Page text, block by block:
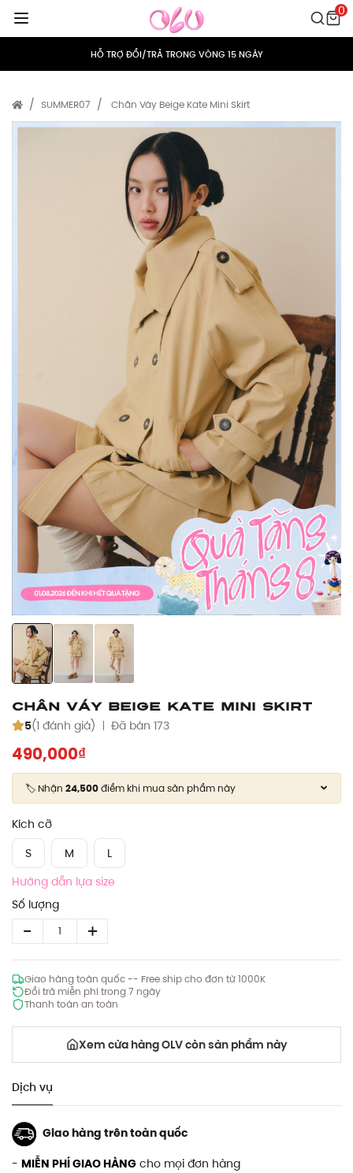
0
MIỄN PHÍ VẬN CHUYỂN CHO MỌI ĐƠN HÀNG
HỖ TRỢ ĐỔI/TRẢ TRONG VÒNG 15 NGÀY
MIỄN PHÍ VẬN CHUYỂN CHO MỌI ĐƠN HÀNG
HỖ TRỢ ĐỔI/TRẢ TRONG VÒNG 15 NGÀY
TÍCH ĐIỂM 5% CHO MỌI ĐƠN HÀNG
SUMMER07 Chân Váy Beige Kate Mini Skirt
Chân Váy Beige Kate Mini Skirt
5(1 đánh giá) Đã bán 173
490,000₫
🏷️ Nhận 24,500điểm khi mua sản phẩm này
Kích cỡ
S
M
L
Hướng dẫn lựa size
Số lượng
Giao hàng toàn quốc -- Free ship cho đơn từ 1000K
Đổi trả miễn phí trong 7 ngày
Thanh toán an toàn
Xem cửa hàng OLV còn sản phẩm này
Dịch vụ
Giao hàng trên toàn quốc
- MIỄN PHÍ GIAO HÀNG cho mọi đơn hàng